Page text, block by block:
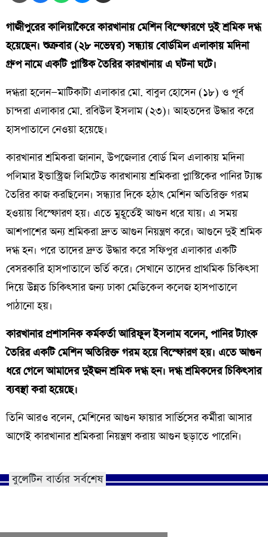
গাজীপুরের কালিয়াকৈরে কারখানায় মেশিন বিস্ফোরণে দুই শ্রমিক দগ্ধ
হয়েছেন। শুক্রবার (২৮ নভেম্বর) সন্ধ্যায় বোর্ডমিল এলাকায় মদিনা
গ্রুপ নামে একটি প্লাস্টিক তৈরির কারখানায় এ ঘটনা ঘটে।
দগ্ধরা হলেন—মাটিকাটা এলাকার মো. বাবুল হোসেন (১৮) ও পূর্ব
চান্দরা এলাকার মো. রবিউল ইসলাম (২৩)। আহতদের উদ্ধার করে
হাসপাতালে নেওয়া হয়েছে।
কারখানার শ্রমিকরা জানান, উপজেলার বোর্ড মিল এলাকায় মদিনা
পলিমার ইন্ডাস্ট্রিজ লিমিটেড কারখানায় শ্রমিকরা প্লাস্টিকের পানির ট্যাঙ্ক
তৈরির কাজ করছিলেন। সন্ধ্যার দিকে হঠাৎ মেশিন অতিরিক্ত গরম
হওয়ায় বিস্ফোরণ হয়। এতে মুহূর্তেই আগুন ধরে যায়। এ সময়
আশপাশের অন্য শ্রমিকরা দ্রুত আগুন নিয়ন্ত্রণ করে। আগুনে দুই শ্রমিক
দগ্ধ হন। পরে তাদের দ্রুত উদ্ধার করে সফিপুর এলাকার একটি
বেসরকারি হাসপাতালে ভর্তি করে। সেখানে তাদের প্রাথমিক চিকিৎসা
দিয়ে উন্নত চিকিৎসার জন্য ঢাকা মেডিকেল কলেজ হাসপাতালে
পাঠানো হয়।
কারখানার প্রশাসনিক কর্মকর্তা আরিফুল ইসলাম বলেন, পানির ট্যাংক
তৈরির একটি মেশিন অতিরিক্ত গরম হয়ে বিস্ফোরণ হয়। এতে আগুন
ধরে গেলে আমাদের দুইজন শ্রমিক দগ্ধ হন। দগ্ধ শ্রমিকদের চিকিৎসার
ব্যবস্থা করা হয়েছে।
তিনি আরও বলেন, মেশিনের আগুন ফায়ার সার্ভিসের কর্মীরা আসার
আগেই কারখানার শ্রমিকরা নিয়ন্ত্রণ করায় আগুন ছড়াতে পারেনি।
বুলেটিন বার্তার সর্বশেষ